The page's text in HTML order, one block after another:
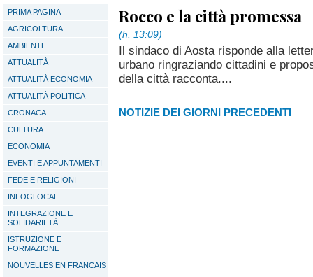
PRIMA PAGINA
AGRICOLTURA
AMBIENTE
ATTUALITÀ
ATTUALITÀ ECONOMIA
ATTUALITÀ POLITICA
CRONACA
CULTURA
ECONOMIA
EVENTI E APPUNTAMENTI
FEDE E RELIGIONI
INFOGLOCAL
INTEGRAZIONE E
SOLIDARIETÀ
ISTRUZIONE E
FORMAZIONE
NOUVELLES EN FRANCAIS
Rocco e la città promessa
(h. 13:09)
Il sindaco di Aosta risponde alla
urbano ringraziando cittadini e
della città racconta....
NOTIZIE DEI GIORNI PRECEDENTI